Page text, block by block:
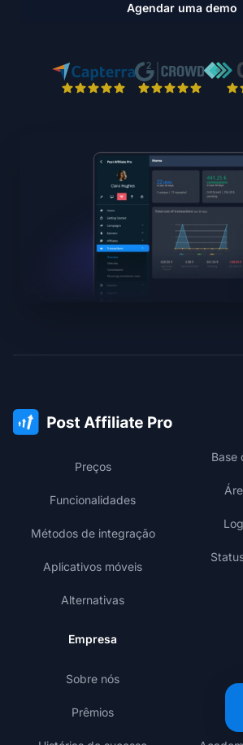
Agendar uma demo
Preços
Funcionalidades
Métodos de integração
Aplicativos móveis
Alternativas
Base
Empresa
Sobre nós
Prêmios